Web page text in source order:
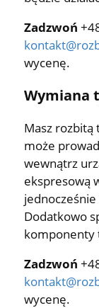
Zadzwoń
wycenę.
Wymiana
Masz rozbitą
może
wewnątrz
ekspresową
Dodatkowo
komponenty
Zadzwoń
wycenę.